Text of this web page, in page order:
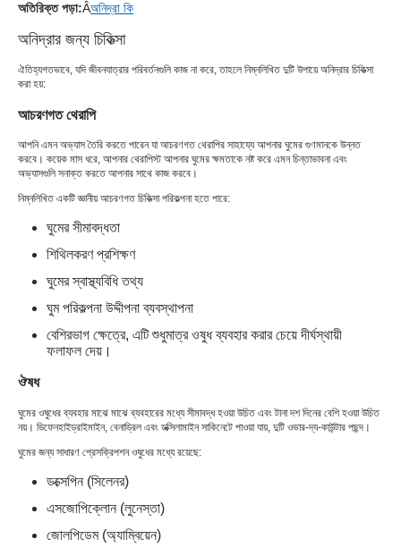
অতিরিক্ত পড়া:Âঅনিদ্রা কি
অনিদ্রার জন্য চিকিত্সা
ঐতিহ্যগতভাবে, যদি জীবনযাত্রার পরিবর্তনগুলি কাজ না করে, তাহলে নিম্নলিখিত দুটি উপায়ে অনিদ্রার চিকিত্সা
করা হয়:
আচরণগত থেরাপি
আপনি এমন অভ্যাস তৈরি করতে পারেন যা আচরণগত থেরাপির সাহায্যে আপনার ঘুমের গুণমানকে উন্নত
করবে। কয়েক মাস ধরে, আপনার থেরাপিস্ট আপনার ঘুমের ক্ষমতাকে নষ্ট করে এমন চিন্তাভাবনা এবং
অভ্যাসগুলি সনাক্ত করতে আপনার সাথে কাজ করবে।
নিম্নলিখিত একটি জ্ঞানীয় আচরণগত চিকিত্সা পরিকল্পনা হতে পারে:
ঘুমের সীমাবদ্ধতা
শিথিলকরণ প্রশিক্ষণ
ঘুমের স্বাস্থ্যবিধি তথ্য
ঘুম পরিকল্পনা উদ্দীপনা ব্যবস্থাপনা
বেশিরভাগ ক্ষেত্রে, এটি শুধুমাত্র ওষুধ ব্যবহার করার চেয়ে দীর্ঘস্থায়ী
ফলাফল দেয়।
ঔষধ
ঘুমের ওষুধের ব্যবহার মাঝে মাঝে ব্যবহারের মধ্যে সীমাবদ্ধ হওয়া উচিত এবং টানা দশ দিনের বেশি হওয়া উচিত
নয়। ডিফেনহাইড্রাইমাইন, বেনাড্রিল এবং ডক্সিলামাইন সাকিনেটে পাওয়া যায়, দুটি ওভার-দ্য-কাউন্টার পছন্দ।
ঘুমের জন্য সাধারণ প্রেসক্রিপশন ওষুধের মধ্যে রয়েছে:
ডক্সেপিন (সিলেনর)
এসজোপিক্লোন (লুনেস্তা)
জোলপিডেম (অ্যাম্বিয়েন)